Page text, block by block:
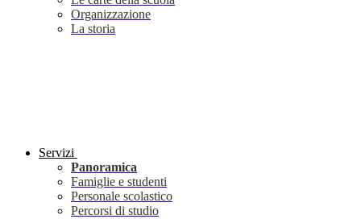
Organizzazione
La storia
Servizi
Panoramica
Famiglie e studenti
Personale scolastico
Percorsi di studio